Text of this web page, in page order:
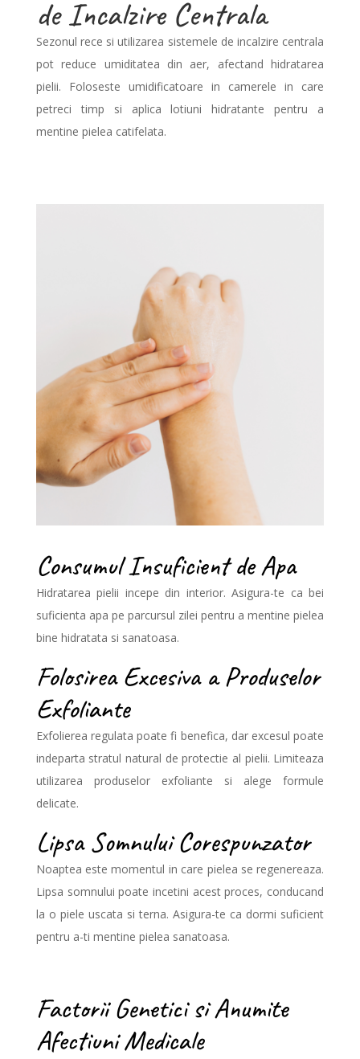
de Incalzire Centrala
Sezonul rece si utilizarea sistemele de incalzire centrala
pot reduce umiditatea din aer, afectand hidratarea
pielii. Foloseste umidificatoare in camerele in care
petreci timp si aplica lotiuni hidratante pentru a
mentine pielea catifelata.
Consumul Insuficient de Apa
Hidratarea pielii incepe din interior. Asigura-te ca bei
suficienta apa pe parcursul zilei pentru a mentine pielea
bine hidratata si sanatoasa.
Folosirea Excesiva a Produselor
Exfoliante
Exfolierea regulata poate fi benefica, dar excesul poate
indeparta stratul natural de protectie al pielii. Limiteaza
utilizarea produselor exfoliante si alege formule
delicate.
Lipsa Somnului Corespunzator
Noaptea este momentul in care pielea se regenereaza.
Lipsa somnului poate incetini acest proces, conducand
la o piele uscata si terna. Asigura-te ca dormi suficient
pentru a-ti mentine pielea sanatoasa.
Factorii Genetici si Anumite
Afectiuni Medicale